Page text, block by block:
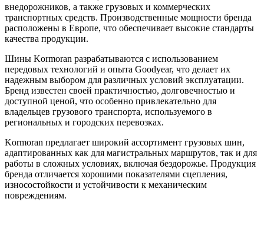
внедорожников, а также грузовых и коммерческих
транспортных средств. Производственные мощности бренда
расположены в Европе, что обеспечивает высокие стандарты
качества продукции.
Шины Kormoran разрабатываются с использованием
передовых технологий и опыта Goodyear, что делает их
надежным выбором для различных условий эксплуатации.
Бренд известен своей практичностью, долговечностью и
доступной ценой, что особенно привлекательно для
владельцев грузового транспорта, используемого в
региональных и городских перевозках.
Kormoran предлагает широкий ассортимент грузовых шин,
адаптированных как для магистральных маршрутов, так и для
работы в сложных условиях, включая бездорожье. Продукция
бренда отличается хорошими показателями сцепления,
износостойкости и устойчивости к механическим
повреждениям.